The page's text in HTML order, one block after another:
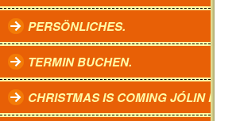
PERSÖNLICHES.
TERMIN BUCHEN.
CHRISTMAS IS COMING JÓLIN KOMA.